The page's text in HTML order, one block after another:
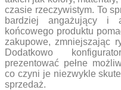
czasie rzeczywistym. To
bardziej angażujący i
końcowego produktu
zakupowe, zmniejszając
Dodatkowo
prezentować pełne
co czyni je niezwykle
sprzedaż.